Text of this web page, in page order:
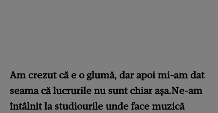
Am crezut că e o glumă, dar apoi mi-am dat
seama că lucrurile nu sunt chiar așa.Ne-am
întâlnit la studiourile unde face muzică